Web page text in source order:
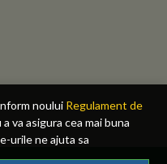
noului Regulament de
va asigura cea mai buna
urile ne ajuta sa
va dvs., cititorul, o